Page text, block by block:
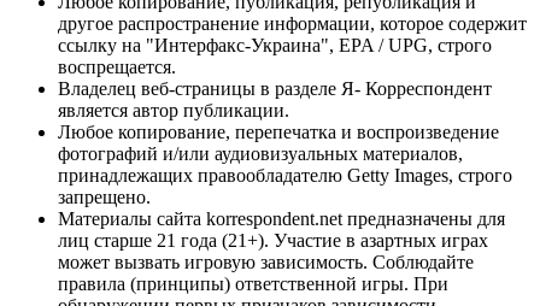
другое распространение информации, которое содержит
ссылку на "Интерфакс-Украина", EPA / UPG, строго
воспрещается.
Владелец веб-страницы в разделе Я- Корреспондент
является автор публикации.
Любое копирование, перепечатка и воспроизведение
фотографий и/или аудиовизуальных материалов,
принадлежащих правообладателю Getty Images, строго
запрещено.
Материалы сайта korrespondent.net предназначены для
лиц старше 21 года (21+). Участие в азартных играх
может вызвать игровую зависимость. Соблюдайте
правила (принципы) ответственной игры. При